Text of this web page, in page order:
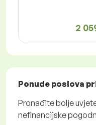
2
Ponude poslova
Pronađite bolje
nefinancijske